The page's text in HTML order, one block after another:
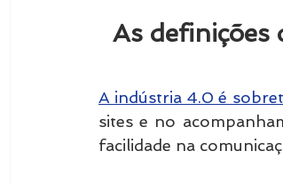
As
A indústria 4.0 é
sites e no
facilidade na